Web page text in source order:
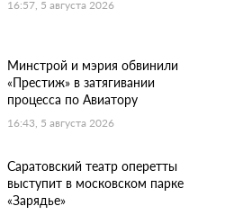
16:57, 5 августа 2026
Минстрой и мэрия обвинили
«Престиж» в затягивании
процесса по Авиатору
16:43, 5 августа 2026
Саратовский театр оперетты
выступит в московском парке
«Зарядье»